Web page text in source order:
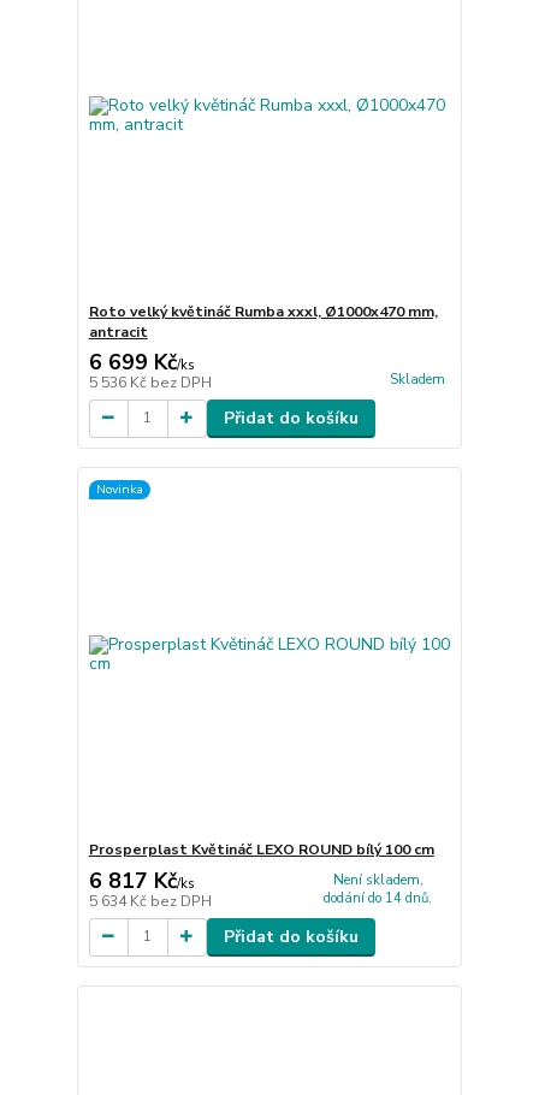
Roto velký květináč Rumba xxxl, Ø1000x470 mm,
antracit
6 699 Kč/ks
5 536 Kč bez DPH Skladem
Přidat do košíku
Novinka
Prosperplast Květináč LEXO ROUND bílý 100 cm
6 817 Kč/ks
5 634 Kč bez DPH
Není skladem,
dodání do 14 dnů.
Přidat do košíku